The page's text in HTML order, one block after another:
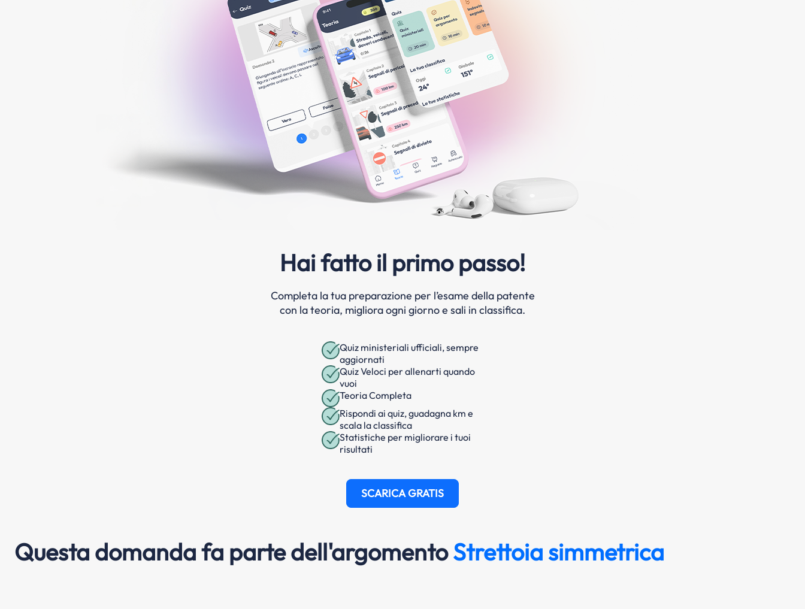
Hai fatto il primo passo!
Completa la tua preparazione per l’esame della patente
con la teoria, migliora ogni giorno e sali in classifica.
Quiz ministeriali ufficiali, sempre
aggiornati
Quiz Veloci per allenarti quando
vuoi
Teoria Completa
Rispondi ai quiz, guadagna km e
scala la classifica
Statistiche per migliorare i tuoi
risultati
SCARICA GRATIS
Questa domanda fa parte dell'argomentoStrettoia simmetrica